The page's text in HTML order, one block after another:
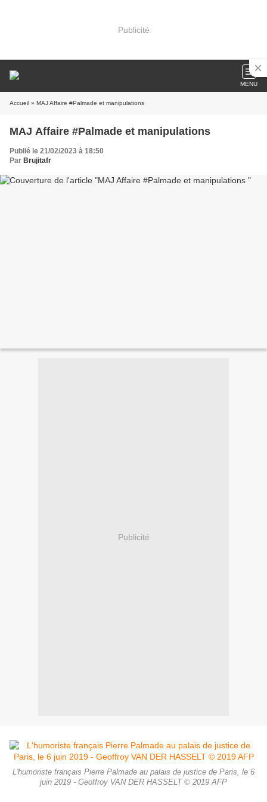
Publicité
MENU
Accueil » MAJ Affaire #Palmade et manipulations
MAJ Affaire #Palmade et manipulations
Publié le 21/02/2023 à 18:50
Par Brujitafr
Publicité
L'humoriste français Pierre Palmade au palais de justice de Paris, le 6
juin 2019 - Geoffroy VAN DER HASSELT © 2019 AFP